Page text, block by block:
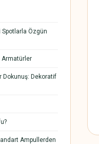
Spotlarla Özgün
Armatürler
Dokunuş: Dekoratif
Ampullerden